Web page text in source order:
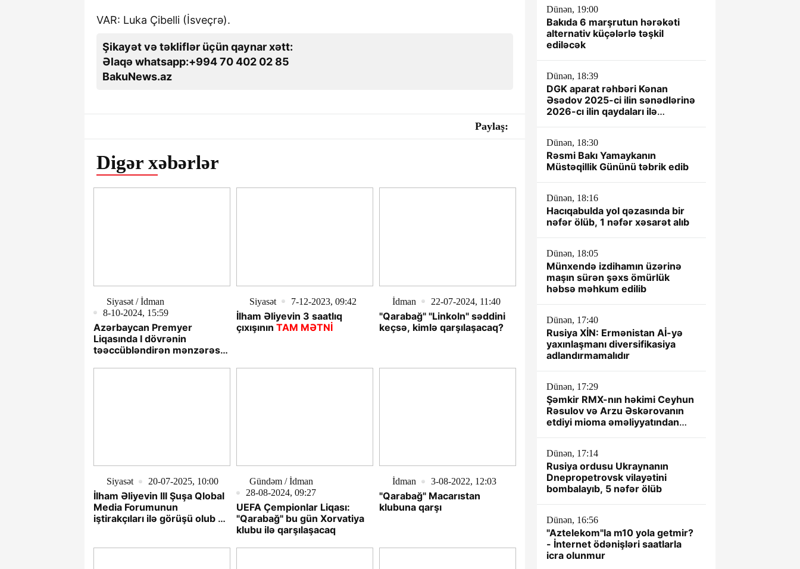
VAR: Luka Çibelli (İsveçrə).
Şikayət və təkliflər üçün qaynar xətt:
Əlaqə whatsapp:+994 70 402 02 85
BakuNews.az
Paylaş:
Digər xəbərlər
Siyasət / İdman
8-10-2024, 15:59
Azərbaycan Premyer
Liqasında I dövrənin
təəccübləndirən mənzərəsi –
Siyasət 7-12-2023, 09:42
İlham Əliyevin 3 saatlıq
çıxışının TAM MƏTNİ
İdman 22-07-2024, 11:40
"Qarabağ" "Linkoln" səddini
keçsə, kimlə qarşılaşacaq?
Siyasət 20-07-2025, 10:00
İlham Əliyevin III Şuşa Qlobal
Media Forumunun
iştirakçıları ilə görüşü olub -
Gündəm / İdman
28-08-2024, 09:27
UEFA Çempionlar Liqası:
"Qarabağ" bu gün Xorvatiya
klubu ilə qarşılaşacaq
İdman 3-08-2022, 12:03
"Qarabağ" Macarıstan
klubuna qarşı
Dünən, 19:00
Bakıda 6 marşrutun hərəkəti
alternativ küçələrlə təşkil
ediləcək
Dünən, 18:39
DGK aparat rəhbəri Kənan
Əsədov 2025-ci ilin sənədlərinə
2026-cı ilin qaydaları ilə
Dünən, 18:30
Rəsmi Bakı Yamaykanın
Müstəqillik Gününü təbrik edib
Dünən, 18:16
Hacıqabulda yol qəzasında bir
nəfər ölüb, 1 nəfər xəsarət alıb
Dünən, 18:05
Münxendə izdihamın üzərinə
maşın sürən şəxs ömürlük
həbsə məhkum edilib
Dünən, 17:40
Rusiya XİN: Ermənistan Aİ-yə
yaxınlaşmanı diversifikasiya
adlandırmamalıdır
Dünən, 17:29
Şəmkir RMX-nın həkimi Ceyhun
Rəsulov və Arzu Əskərovanın
etdiyi mioma əməliyyatından
Dünən, 17:14
Rusiya ordusu Ukraynanın
Dnepropetrovsk vilayətini
bombalayıb, 5 nəfər ölüb
Dünən, 16:56
"Aztelekom"la m10 yola getmir?
- İnternet ödənişləri saatlarla
icra olunmur